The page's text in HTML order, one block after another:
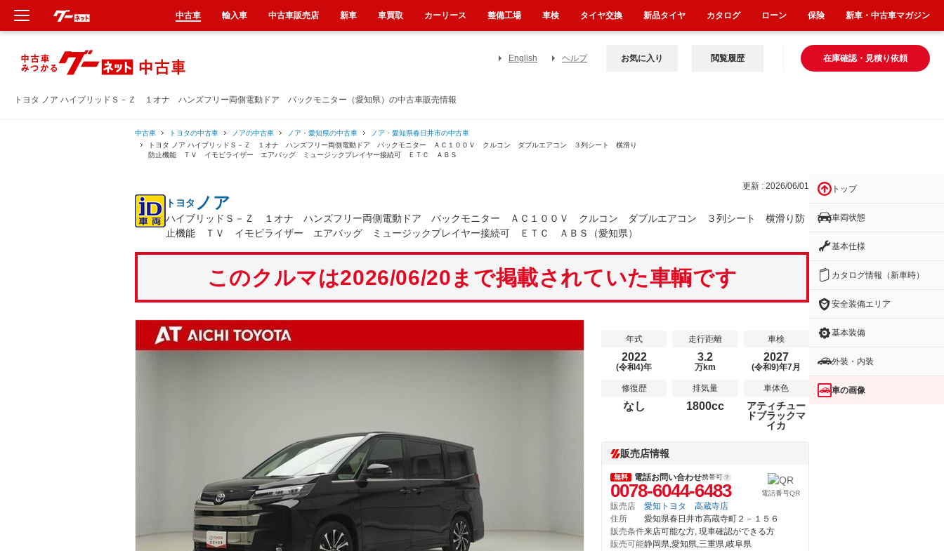
トヨタ ノア ハイブリッドＳ－Ｚ １オナ ハンズフリー両側電動ドア バックモニター（愛知県）の中古車販売情報
English ヘルプ 在庫確認・見積り依頼
お気に入り 閲覧履歴
中古車 トヨタの中古車 ノアの中古車 ノア・愛知県の中古車
ノア・愛知県春日井市の中古車
トヨタ ノア ハイブリッドＳ－Ｚ １オナ ハンズフリー両側電動ドア バックモニター ＡＣ１００Ｖ クルコン ダブルエアコン ３列シート 横滑り
防止機能 ＴＶ イモビライザー エアバッグ ミュージックプレイヤー接続可 ＥＴＣ ＡＢＳ
更新 : 2026/06/01
トヨタ ノア
ハイブリッドＳ－Ｚ １オナ ハンズフリー両側電動ドア バックモニター ＡＣ１００Ｖ クルコン ダブルエアコン ３列シート 横滑り防
止機能 ＴＶ イモビライザー エアバッグ ミュージックプレイヤー接続可 ＥＴＣ ＡＢＳ（愛知県）
このクルマは2026/06/20まで掲載されていた車輌です
年式
2022
(令和4)年
走行距離
3.2
万km
車検
2027
(令和9)年7月
修復歴
なし
排気量
1800cc
車体色
アティチュー
ドブラックマ
イカ
販売店情報
無料 電話お問い合わせ携帯可
0078-6044-6483 電話番号QR
販売店
愛知トヨタ 高蔵寺店
住所
愛知県春日井市高蔵寺町２－１５６
販売条件来店可能な方, 現車確認ができる方
販売可能静岡県,愛知県,三重県,岐阜県
トップ
車両状態
基本仕様
カタログ情報（新車時）
安全装備エリア
基本装備
外装・内装
車の画像
中古車 輸入車 中古車販売店 新車 車買取 カーリース 整備工場 車検 タイヤ交換 新品タイヤ カタログ ローン 保険 新車・中古車マガジン
新車
中古車